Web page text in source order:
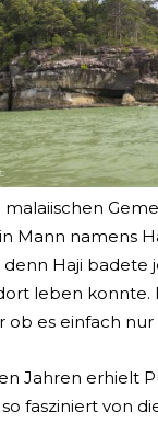
Mann namens
denn Haji badete
leben konnte.
ob es einfach
Jahren erhielt
so fasziniert von